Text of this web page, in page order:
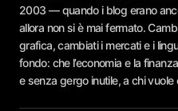
2003 — quando i blog erano
allora non si è mai fermato.
grafica, cambiati i mercati e i
fondo: che l’economia e la
e senza gergo inutile, a chi